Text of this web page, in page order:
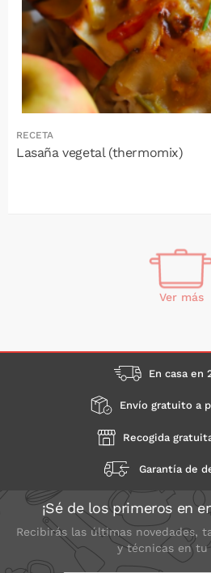
RECETA
Lasaña vegetal (thermomix)
Ver más
En casa en
Envío gratuito a
Recogida
Garantía de
¡Sé de los primeros en
Recibirás las últimas novedades,
y técnicas en tu